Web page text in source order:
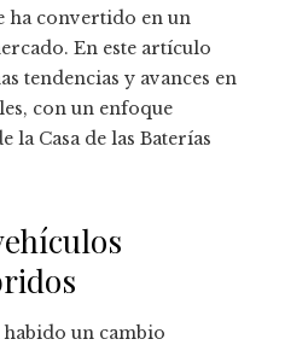
ha convertido en un
En este artículo
tendencias y avances en
con un enfoque
la Casa de las Baterías
un cambio